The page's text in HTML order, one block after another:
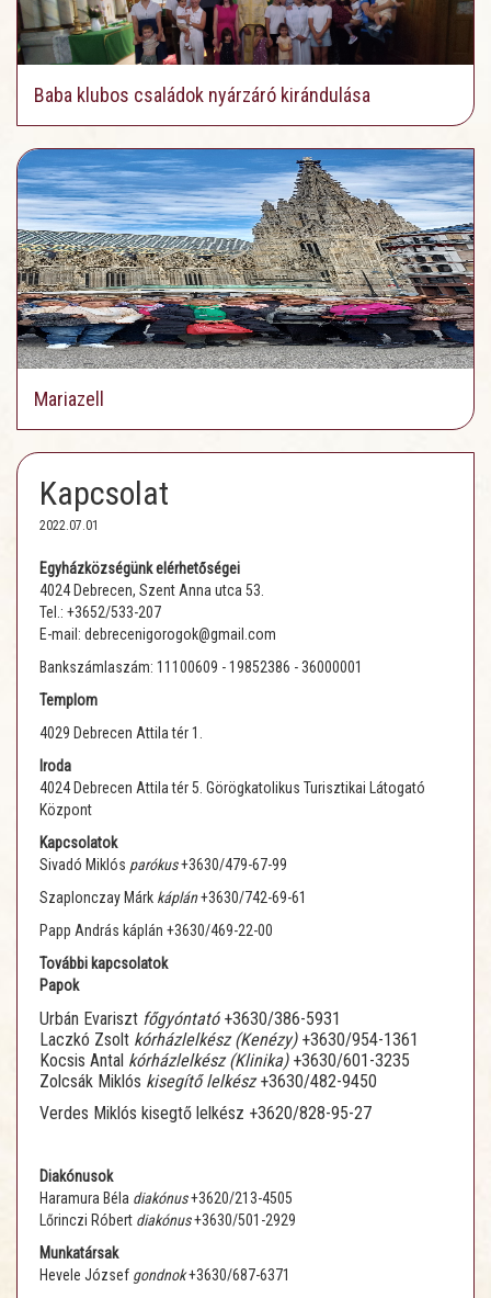
Baba klubos családok nyárzáró kirándulása
Mariazell
Kapcsolat
2022.07.01
Egyházközségünk elérhetőségei
4024 Debrecen, Szent Anna utca 53.
Tel.: +3652/533-207
E-mail: debrecenigorogok@gmail.com
Bankszámlaszám: 11100609 - 19852386 - 36000001
Templom
4029 Debrecen Attila tér 1.
Iroda
4024 Debrecen Attila tér 5. Görögkatolikus Turisztikai Látogató
Központ
Kapcsolatok
Sivadó Miklós parókus+3630/479-67-99
Szaplonczay Márk káplán+3630/742-69-61
Papp András káplán +3630/469-22-00
További kapcsolatok
Papok
Urbán Evariszt főgyóntató +3630/386-5931
Laczkó Zsolt kórházlelkész (Kenézy) +3630/954-1361
Kocsis Antal kórházlelkész (Klinika) +3630/601-3235
Zolcsák Miklós kisegítő lelkész+3630/482-9450
Verdes Miklós kisegtő lelkész +3620/828-95-27
Diakónusok
Haramura Béla diakónus+3620/213-4505
Lőrinczi Róbert diakónus+3630/501-2929
Munkatársak
Hevele József gondnok+3630/687-6371